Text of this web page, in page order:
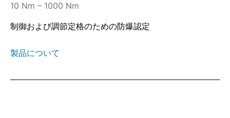
10 Nm – 1000 Nm
制御および調節定格のための防爆認定
製品について